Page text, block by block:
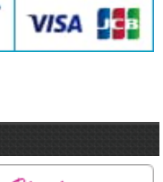
ました。
。
ました。
。
ました。